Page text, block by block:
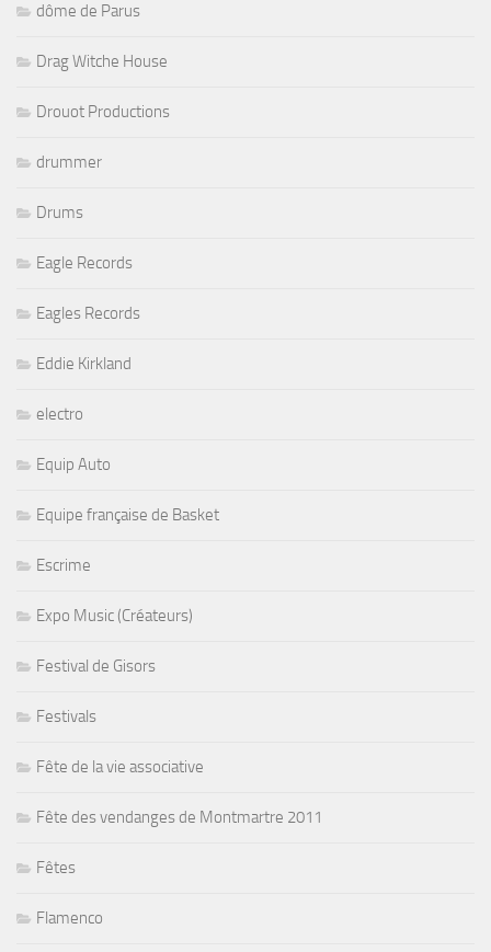
dôme de Parus
Drag Witche House
Drouot Productions
drummer
Drums
Eagle Records
Eagles Records
Eddie Kirkland
electro
Equip Auto
Equipe française de Basket
Escrime
Expo Music (Créateurs)
Festival de Gisors
Festivals
Fête de la vie associative
Fête des vendanges de Montmartre 2011
Fêtes
Flamenco